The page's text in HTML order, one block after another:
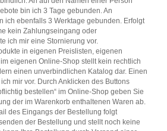
bin ich 3 Tage gebunden. An
ich ebenfalls 3 Werktage gebunden. Erfolgt
kein Zahlungseingang oder
ich mir eine Stornierung vor.
in eigenen Preislisten, eigenen
eigenen Online-Shop stellt kein rechtlich
einen unverbindlichen Katalog dar. Einen
mir vor. Durch Anklicken des Buttons
bestellen“ im Online-Shop geben Sie
der im Warenkorb enthaltenen Waren ab.
des Eingangs der Bestellung folgt
der Bestellung und stellt noch keine